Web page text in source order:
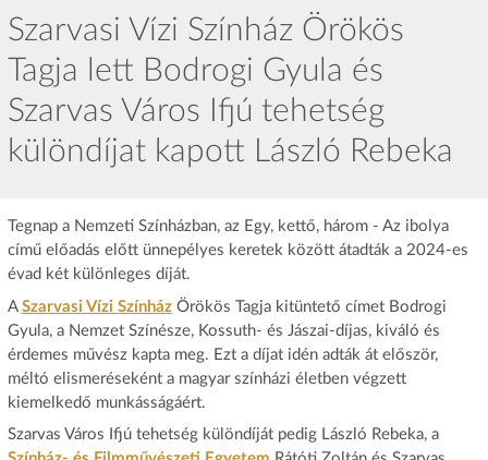
Szarvasi Vízi Színház Örökös
Tagja lett Bodrogi Gyula és
Szarvas Város Ifjú tehetség
különdíjat kapott László Rebeka
Tegnap a Nemzeti Színházban, az Egy, kettő, három - Az ibolya
című előadás előtt ünnepélyes keretek között átadták a 2024-es
évad két különleges díját.
A Szarvasi Vízi SzínházÖrökös Tagja kitüntető címet Bodrogi
Gyula, a Nemzet Színésze, Kossuth- és Jászai-díjas, kiváló és
érdemes művész kapta meg. Ezt a díjat idén adták át először,
méltó elismeréseként a magyar színházi életben végzett
kiemelkedő munkásságáért.
Szarvas Város Ifjú tehetség különdíját pedig László Rebeka, a